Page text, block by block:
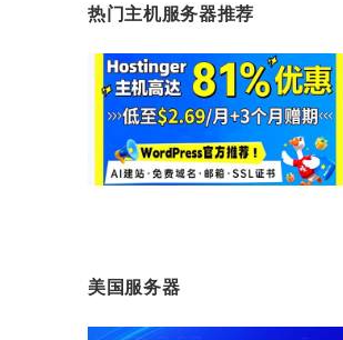
热门主机服务器推荐
美国服务器